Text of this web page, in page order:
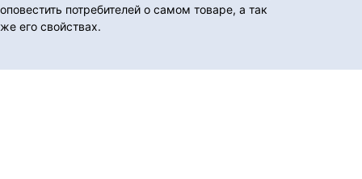
оповестить потребителей о самом товаре, а так
же его свойствах.